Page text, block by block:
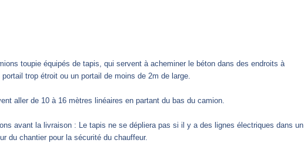
toupie équipés de tapis, qui servent à acheminer le béton dans des endroits à
trop étroit ou un portail de moins de 2m de large.
aller de 10 à 16 mètres linéaires en partant du bas du camion.
avant la livraison : Le tapis ne se dépliera pas si il y a des lignes électriques dans un
du chantier pour la sécurité du chauffeur.